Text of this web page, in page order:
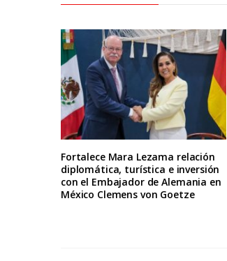
Fortalece Mara Lezama relación
diplomática, turística e inversión
con el Embajador de Alemania en
México Clemens von Goetze